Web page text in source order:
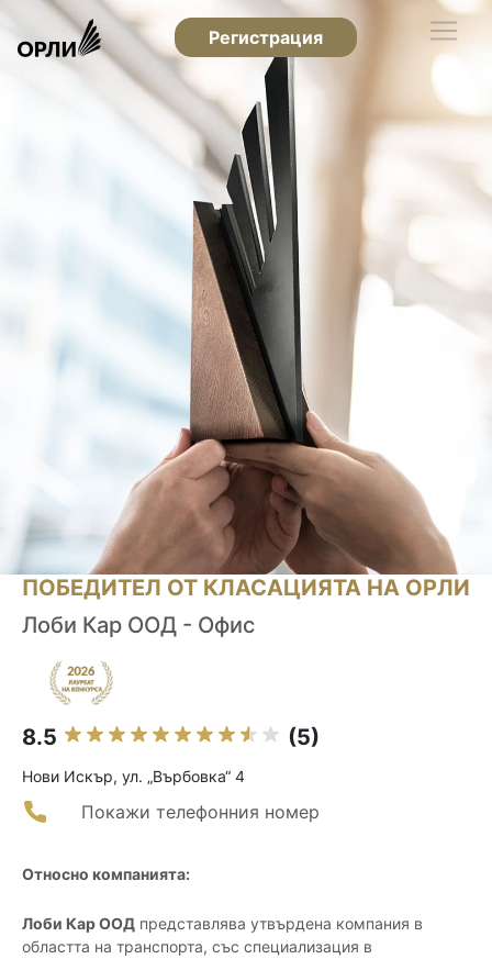
Регистрация
ПОБЕДИТЕЛ ОТ КЛАСАЦИЯТА НА ОРЛИ
Лоби Кар ООД - Офис
8.5 (5)
Нови Искър, ул. „Върбовка“ 4
Покажи телефонния номер
Относно компанията:
Лоби Кар ООД представлява утвърдена компания в
областта на транспорта, със специализация в